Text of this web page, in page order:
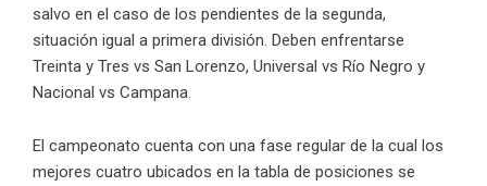
salvo en el caso de los pendientes de la segunda,
situación igual a primera división. Deben enfrentarse
Treinta y Tres vs San Lorenzo, Universal vs Río Negro y
Nacional vs Campana.
El campeonato cuenta con una fase regular de la cual los
mejores cuatro ubicados en la tabla de posiciones se